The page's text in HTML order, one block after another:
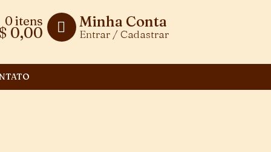
0 itens
0,00
Minha Conta
Entrar / Cadastrar